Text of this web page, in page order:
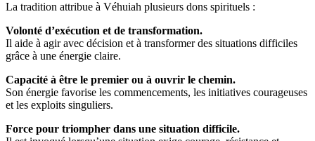
La tradition attribue à Véhuiah plusieurs dons spirituels :
Volonté d’exécution et de transformation.
Il aide à agir avec décision et à transformer des situations difficiles
grâce à une énergie claire.
Capacité à être le premier ou à ouvrir le chemin.
Son énergie favorise les commencements, les initiatives courageuses
et les exploits singuliers.
Force pour triompher dans une situation difficile.